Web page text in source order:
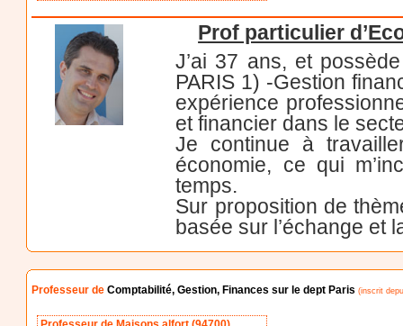
Prof particulier
J’ai 37 ans, et
PARIS 1) -Gestion
expérience
et financier dans le
Je continue à
économie, ce qui
temps.
Sur proposition de
basée sur l’échange et
Professeur deComptabilité, Gestion, Finances sur le dept Paris (inscrit